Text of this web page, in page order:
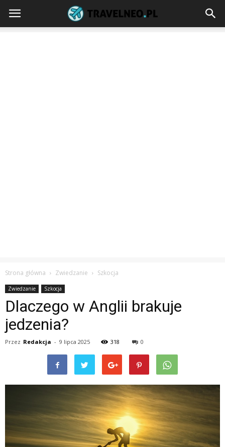
Strona główna Zwiedzanie Szkocja
Zwiedzanie Szkocja
Dlaczego w Anglii brakuje
jedzenia?
Przez Redakcja - 9 lipca 2025 318 0